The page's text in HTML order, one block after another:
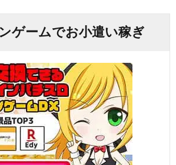
ゲームでお小遣い稼ぎ